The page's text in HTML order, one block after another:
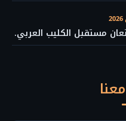
مستقبل الكليب العربي.